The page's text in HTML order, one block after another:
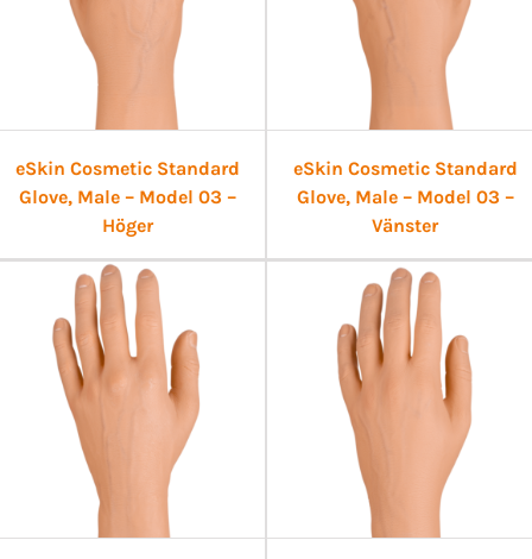
eSkin Cosmetic Standard
Glove, Male – Model 03 –
Höger
eSkin Cosmetic Standard
Glove, Male – Model 03 –
Vänster